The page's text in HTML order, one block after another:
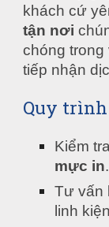
khách cứ
tận nơi
chóng trong
tiếp nhận
Quy
Kiểm
mực in.
Tư vấn
linh